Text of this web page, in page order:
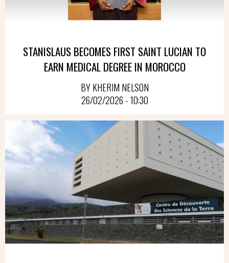
STANISLAUS BECOMES FIRST SAINT LUCIAN TO
EARN MEDICAL DEGREE IN MOROCCO
BY KHERIM NELSON
26/02/2026 - 10:30